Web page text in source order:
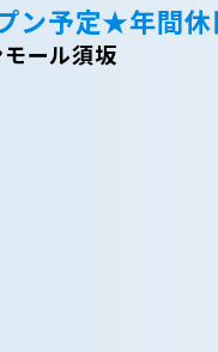
ン予定★年間
ール須坂